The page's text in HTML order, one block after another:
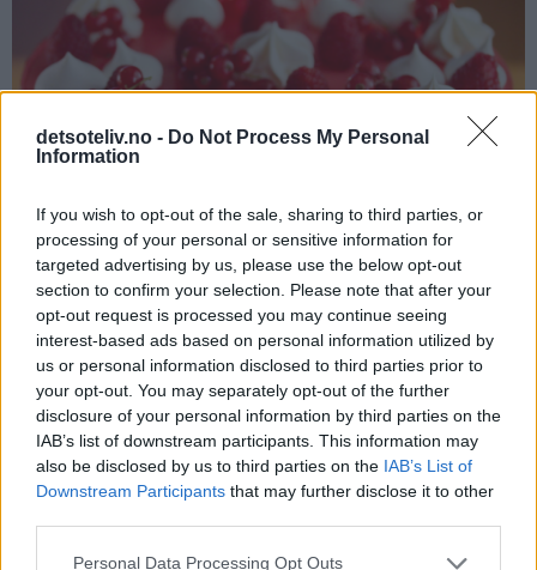
detsoteliv.no - Do Not Process My Personal
Information
If you wish to opt-out of the sale, sharing to third parties, or
processing of your personal or sensitive information for
targeted advertising by us, please use the below opt-out
section to confirm your selection. Please note that after your
opt-out request is processed you may continue seeing
interest-based ads based on personal information utilized by
us or personal information disclosed to third parties prior to
your opt-out. You may separately opt-out of the further
disclosure of your personal information by third parties on the
IAB’s list of downstream participants. This information may
also be disclosed by us to third parties on the IAB’s List of
Downstream Participants that may further disclose it to other
Personal Data Processing Opt Outs
Voilà! En fargerik og festlig og veldig god ostekaken er
ferdig!